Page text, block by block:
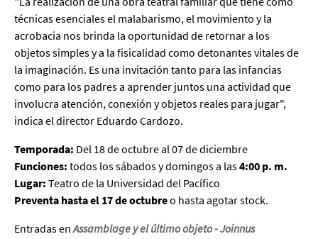
técnicas esenciales el malabarismo, el movimiento y la
acrobacia nos brinda la oportunidad de retornar a los
objetos simples y a la fisicalidad como detonantes vitales de
la imaginación. Es una invitación tanto para las infancias
como para los padres a aprender juntos una actividad que
involucra atención, conexión y objetos reales para jugar",
indica el director Eduardo Cardozo.
Temporada: Del 18 de octubre al 07 de diciembre
Funciones: todos los sábados y domingos a las4:00 p. m.
Lugar: Teatro de la Universidad del Pacífico
Preventa hasta el 17 de octubreo hasta agotar stock.
Entradas enAssamblage y el último objeto - Joinnus